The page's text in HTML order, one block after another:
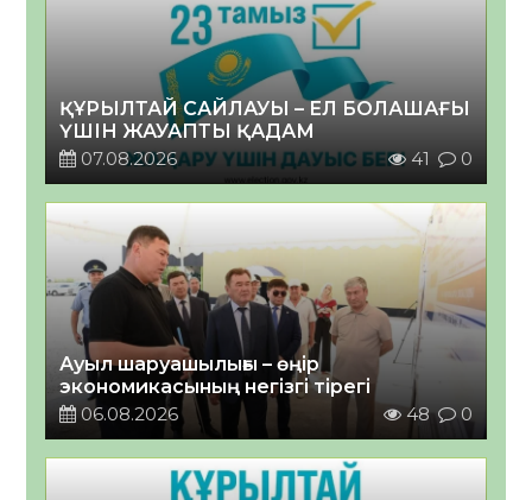
ҚҰРЫЛТАЙ САЙЛАУЫ – ЕЛ БОЛАШАҒЫ
ҮШІН ЖАУАПТЫ ҚАДАМ
07.08.2026
41 0
Ауыл шаруашылығы – өңір
экономикасының негізгі тірегі
06.08.2026
48 0